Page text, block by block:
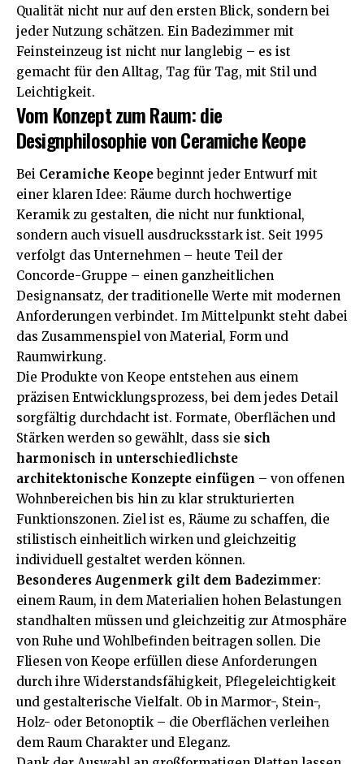
Qualität nicht nur auf den ersten Blick, sondern bei
jeder Nutzung schätzen. Ein Badezimmer mit
Feinsteinzeug ist nicht nur langlebig – es ist
gemacht für den Alltag, Tag für Tag, mit Stil und
Leichtigkeit.
Vom Konzept zum Raum: die
Designphilosophie von Ceramiche Keope
Bei Ceramiche Keopebeginnt jeder Entwurf mit
einer klaren Idee: Räume durch hochwertige
Keramik zu gestalten, die nicht nur funktional,
sondern auch visuell ausdrucksstark ist. Seit 1995
verfolgt das Unternehmen – heute Teil der
Concorde-Gruppe – einen ganzheitlichen
Designansatz, der traditionelle Werte mit modernen
Anforderungen verbindet. Im Mittelpunkt steht dabei
das Zusammenspiel von Material, Form und
Raumwirkung.
Die Produkte von Keope entstehen aus einem
präzisen Entwicklungsprozess, bei dem jedes Detail
sorgfältig durchdacht ist. Formate, Oberflächen und
Stärken werden so gewählt, dass sie sich
harmonisch in unterschiedlichste
architektonische Konzepte einfügen – von offenen
Wohnbereichen bis hin zu klar strukturierten
Funktionszonen. Ziel ist es, Räume zu schaffen, die
stilistisch einheitlich wirken und gleichzeitig
individuell gestaltet werden können.
Besonderes Augenmerk gilt dem Badezimmer:
einem Raum, in dem Materialien hohen Belastungen
standhalten müssen und gleichzeitig zur Atmosphäre
von Ruhe und Wohlbefinden beitragen sollen. Die
Fliesen von Keope erfüllen diese Anforderungen
durch ihre Widerstandsfähigkeit, Pflegeleichtigkeit
und gestalterische Vielfalt. Ob in Marmor-, Stein-,
Holz- oder Betonoptik – die Oberflächen verleihen
dem Raum Charakter und Eleganz.